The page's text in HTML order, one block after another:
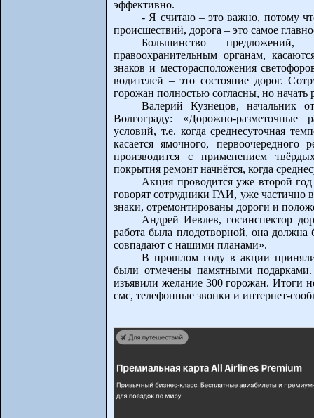
эффективно.
- Я считаю – это важно, потому
происшествий, дорога – это самое
Большинство
правоохранительным органам,
знаков и месторасположения
водителей – это состояние дорог.
горожан полностью согласны, но
Валерий Кузнецов, начальник
Волгограду: «Дорожно-разметочные
условий, т.е. когда среднесуточная
касается ямочного,
производится с применением
покрытия ремонт начнётся, когда
Акция проводится уже второй
говорят сотрудники ГАИ, уже
знаки, отремонтированы дороги и
Андрей Иевлев, госинспектор
работа была плодотворной, она
совпадают с нашими планами».
В прошлом году в акции
были отмечены памятными
изъявили желание 300 горожан. Итоги
смс, телефонные звонки и интернет-